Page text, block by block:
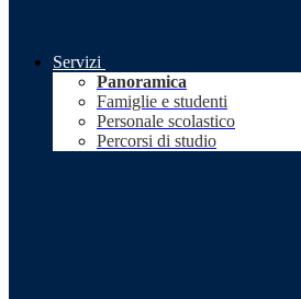
Servizi
Panoramica
Famiglie e studenti
Personale scolastico
Percorsi di studio